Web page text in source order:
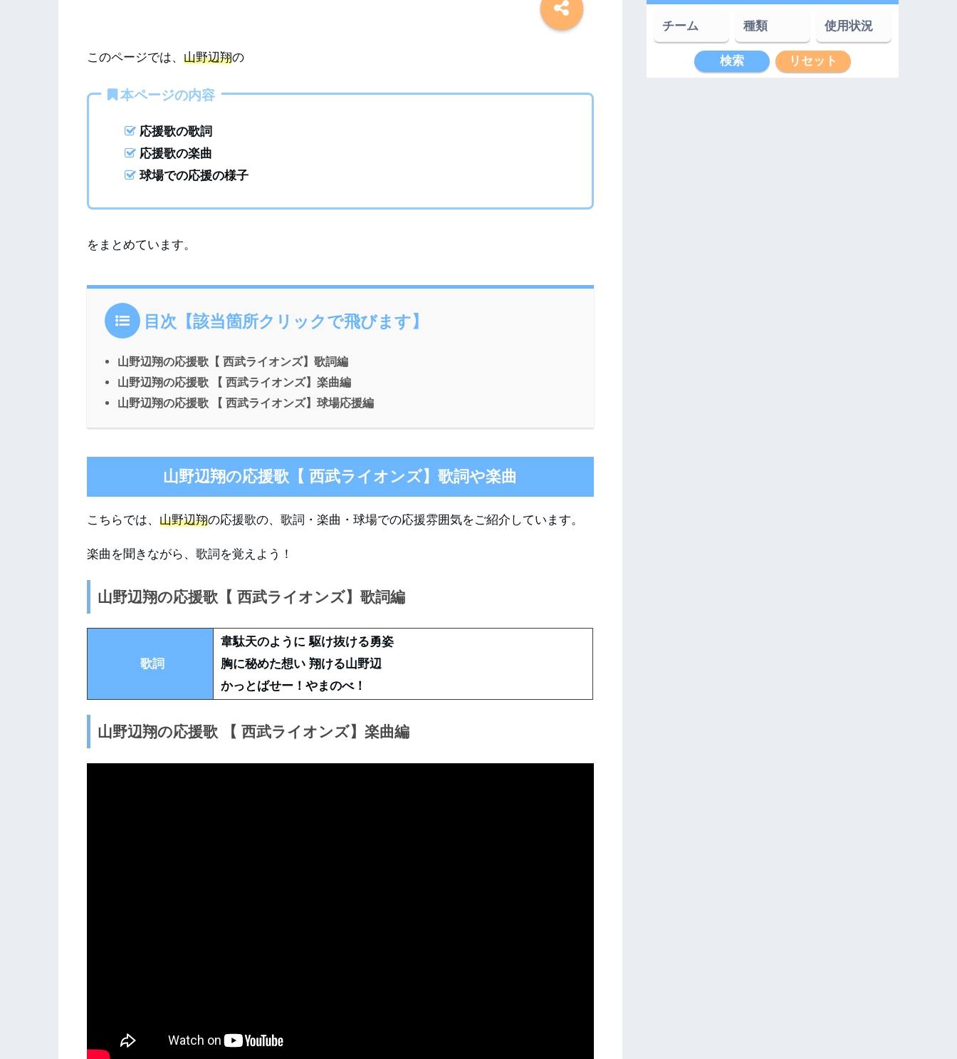
このページでは、 山野辺翔の
本ページの内容
応援歌の歌詞
応援歌の楽曲
球場での応援の様子
をまとめています。
目次【該当箇所クリックで飛びます】
山野辺翔の応援歌【 西武ライオンズ】歌詞編
山野辺翔の応援歌 【 西武ライオンズ】楽曲編
山野辺翔の応援歌 【 西武ライオンズ】球場応援編
山野辺翔の応援歌【 西武ライオンズ】歌詞や楽曲
こちらでは、 山野辺翔の応援歌の、歌詞・楽曲・球場での応援雰囲気をご紹介しています。
楽曲を聞きながら、歌詞を覚えよう！
山野辺翔の応援歌【 西武ライオンズ】歌詞編
歌詞
韋駄天のように 駆け抜ける勇姿
胸に秘めた想い 翔ける山野辺
かっとばせー！やまのべ！
山野辺翔の応援歌 【 西武ライオンズ】楽曲編